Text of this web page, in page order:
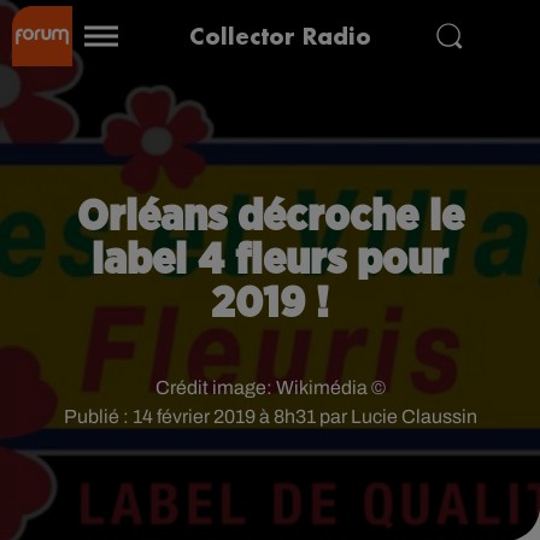
Collector Radio
Orléans décroche le
label 4 fleurs pour
2019 !
Publié : 14 février 2019 à 8h31 par Lucie Claussin
Crédit image: Wikimédia ©